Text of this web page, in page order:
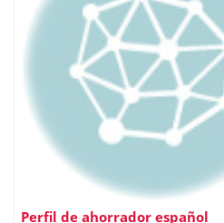
Perfil de ahorrador español